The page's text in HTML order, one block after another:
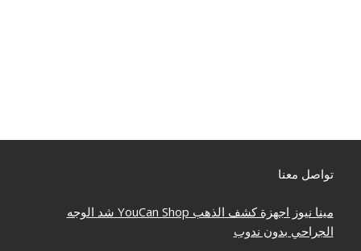
تواصل معنا
مينا نيوز اجهزة كشف الذهب YouCan Shop شد الوجه
الجراحي بدون ندوب